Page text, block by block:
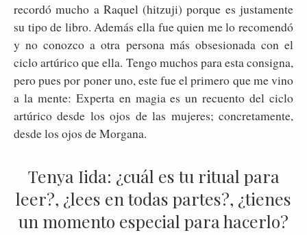
recordó mucho a Raquel (hitzuji) porque es justamente
su tipo de libro. Además ella fue quien me lo recomendó
y no conozco a otra persona más obsesionada con el
ciclo artúrico que ella. Tengo muchos para esta consigna,
pero pues por poner uno, este fue el primero que me vino
a la mente: Experta en magia es un recuento del ciclo
artúrico desde los ojos de las mujeres; concretamente,
desde los ojos de Morgana.
Tenya Iida: ¿cuál es tu ritual para
leer?, ¿lees en todas partes?, ¿tienes
un momento especial para hacerlo?